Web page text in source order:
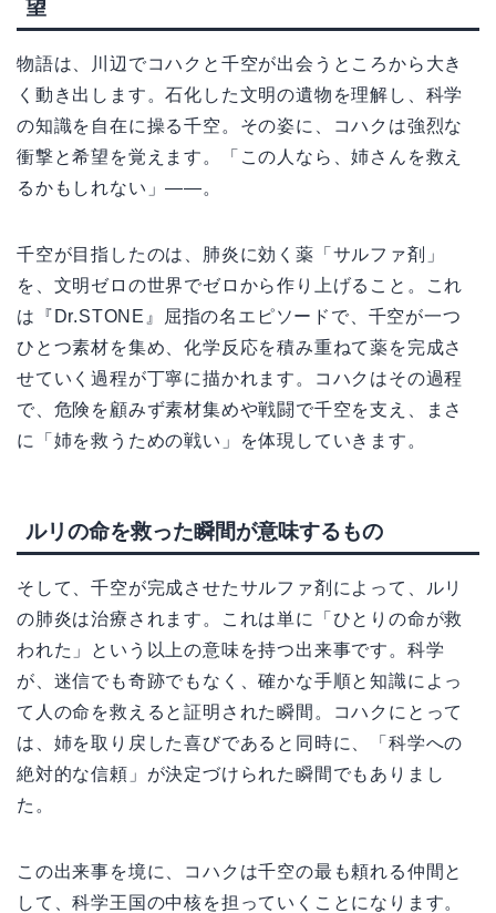
望
物語は、川辺でコハクと千空が出会うところから大き
く動き出します。石化した文明の遺物を理解し、科学
の知識を自在に操る千空。その姿に、コハクは強烈な
衝撃と希望を覚えます。「この人なら、姉さんを救え
るかもしれない」――。
千空が目指したのは、肺炎に効く薬「サルファ剤」
を、文明ゼロの世界でゼロから作り上げること。これ
は『Dr.STONE』屈指の名エピソードで、千空が一つ
ひとつ素材を集め、化学反応を積み重ねて薬を完成さ
せていく過程が丁寧に描かれます。コハクはその過程
で、危険を顧みず素材集めや戦闘で千空を支え、まさ
に「姉を救うための戦い」を体現していきます。
ルリの命を救った瞬間が意味するもの
そして、千空が完成させたサルファ剤によって、ルリ
の肺炎は治療されます。これは単に「ひとりの命が救
われた」という以上の意味を持つ出来事です。科学
が、迷信でも奇跡でもなく、確かな手順と知識によっ
て人の命を救えると証明された瞬間。コハクにとって
は、姉を取り戻した喜びであると同時に、「科学への
絶対的な信頼」が決定づけられた瞬間でもありまし
た。
この出来事を境に、コハクは千空の最も頼れる仲間と
して、科学王国の中核を担っていくことになります。